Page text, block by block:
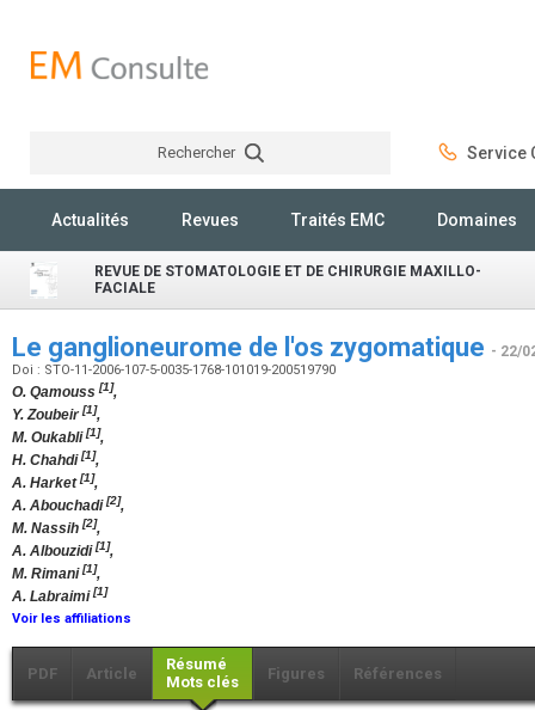
Rechercher Service
Actualités Revues Traités EMC Domaines
REVUE DE STOMATOLOGIE ET DE CHIRURGIE MAXILLO-
FACIALE
Le ganglioneurome de l'os zygomatique - 22/
Doi : STO-11-2006-107-5-0035-1768-101019-200519790
O. Qamouss [1],
Y. Zoubeir[1],
M. Oukabli[1],
H. Chahdi[1],
A. Harket[1],
A. Abouchadi[2],
M. Nassih [2],
A. Albouzidi[1],
M. Rimani[1],
A. Labraimi[1]
Voir les affiliations
PDF Article
Résumé
Mots clés
Figures Références